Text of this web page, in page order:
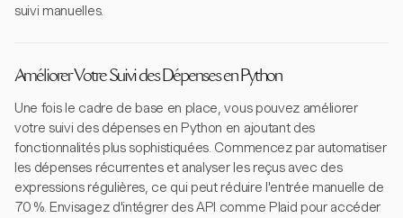
suivi manuelles.
Améliorer Votre Suivi des Dépenses en Python
Une fois le cadre de base en place, vous pouvez améliorer
votre suivi des dépenses en Python en ajoutant des
fonctionnalités plus sophistiquées. Commencez par automatiser
les dépenses récurrentes et analyser les reçus avec des
expressions régulières, ce qui peut réduire l'entrée manuelle de
70 %. Envisagez d'intégrer des API comme Plaid pour accéder